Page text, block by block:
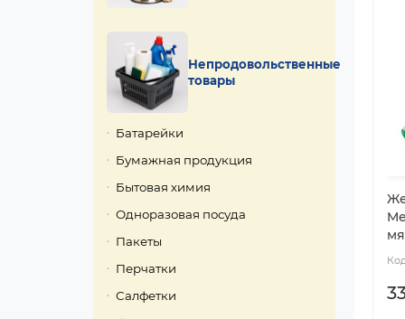
Непродовольственные
товары
Батарейки
Бумажная продукция
Бытовая химия
Одноразовая посуда
Пакеты
Перчатки
Салфетки